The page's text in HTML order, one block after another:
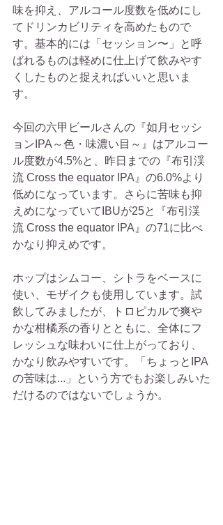
味を抑え、アルコール度数を低めにし
てドリンカビリティを高めたもので
す。基本的には「セッション〜」と呼
ばれるものは軽めに仕上げて飲みやす
くしたものと捉えればいいと思いま
す。
今回の六甲ビールさんの『如月セッシ
ョンIPA～色・味濃い目～』はアルコー
ル度数が4.5%と、昨日までの『布引渓
流 Cross the equator IPA』の6.0%より
低めになっています。さらに苦味も抑
えめになっていてIBUが25と『布引渓
流 Cross the equator IPA』の71に比べ
かなり抑えめです。
ホップはシムコー、シトラをベースに
使い、モザイクも使用しています。試
飲してみましたが、トロピカルで爽や
かな柑橘系の香りとともに、全体にフ
レッシュな味わいに仕上がっており、
かなり飲みやすいです。「ちょっとIPA
の苦味は...」という方でもお楽しみいた
だけるのではないでしょうか。